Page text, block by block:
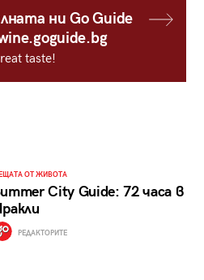
ни Go Guide
taste!
ОТ ЖИВОТА
City Guide: 72 часа в
РЕДАКТОРИТЕ